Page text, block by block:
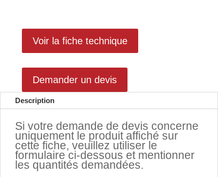
Voir la fiche technique
Demander un devis
Description
Si votre demande de devis concerne
uniquement le produit affiché sur
cette fiche, veuillez utiliser le
formulaire ci-dessous et mentionner
les quantités demandées.